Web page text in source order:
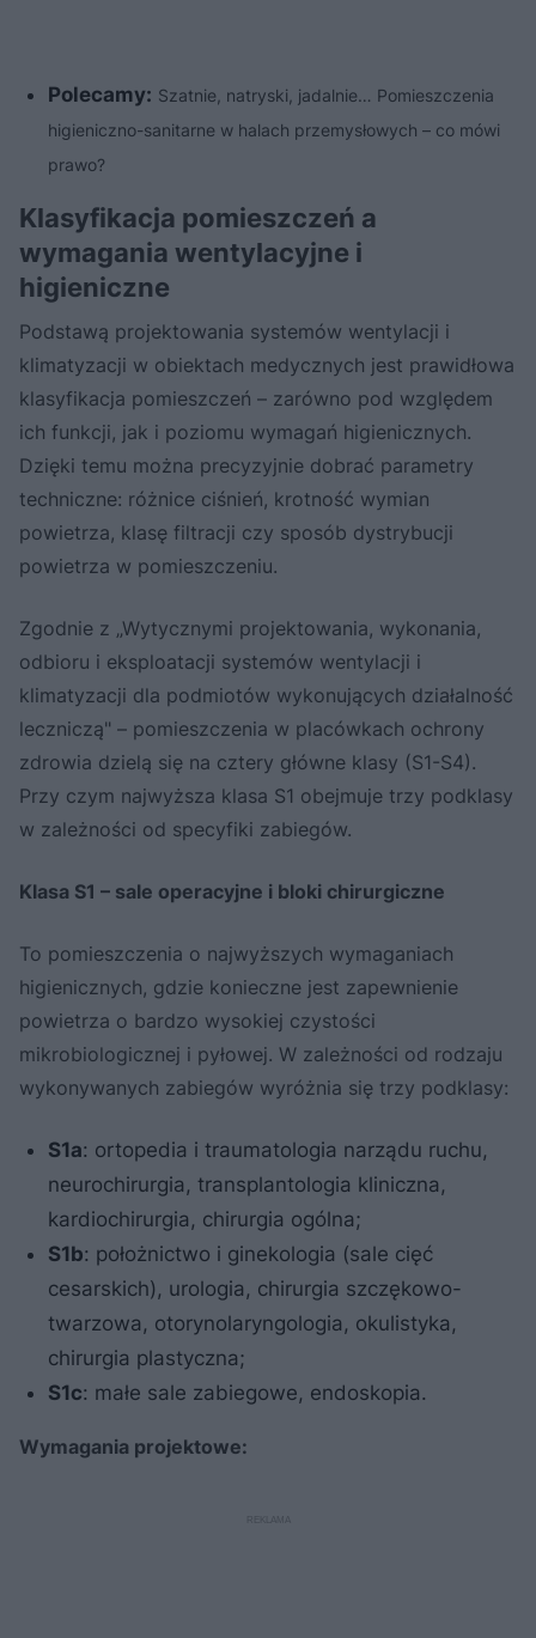
Polecamy: Szatnie, natryski, jadalnie… Pomieszczenia
higieniczno-sanitarne w halach przemysłowych – co mówi
prawo?
Klasyfikacja pomieszczeń a
wymagania wentylacyjne i
higieniczne
Podstawą projektowania systemów wentylacji i
klimatyzacji w obiektach medycznych jest prawidłowa
klasyfikacja pomieszczeń – zarówno pod względem
ich funkcji, jak i poziomu wymagań higienicznych.
Dzięki temu można precyzyjnie dobrać parametry
techniczne: różnice ciśnień, krotność wymian
powietrza, klasę filtracji czy sposób dystrybucji
powietrza w pomieszczeniu.
Zgodnie z „Wytycznymi projektowania, wykonania,
odbioru i eksploatacji systemów wentylacji i
klimatyzacji dla podmiotów wykonujących działalność
leczniczą" – pomieszczenia w placówkach ochrony
zdrowia dzielą się na cztery główne klasy (S1-S4).
Przy czym najwyższa klasa S1 obejmuje trzy podklasy
w zależności od specyfiki zabiegów.
Klasa S1 – sale operacyjne i bloki chirurgiczne
To pomieszczenia o najwyższych wymaganiach
higienicznych, gdzie konieczne jest zapewnienie
powietrza o bardzo wysokiej czystości
mikrobiologicznej i pyłowej. W zależności od rodzaju
wykonywanych zabiegów wyróżnia się trzy podklasy:
S1a: ortopedia i traumatologia narządu ruchu,
neurochirurgia, transplantologia kliniczna,
kardiochirurgia, chirurgia ogólna;
S1b: położnictwo i ginekologia (sale cięć
cesarskich), urologia, chirurgia szczękowo-
twarzowa, otorynolaryngologia, okulistyka,
chirurgia plastyczna;
S1c: małe sale zabiegowe, endoskopia.
Wymagania projektowe: